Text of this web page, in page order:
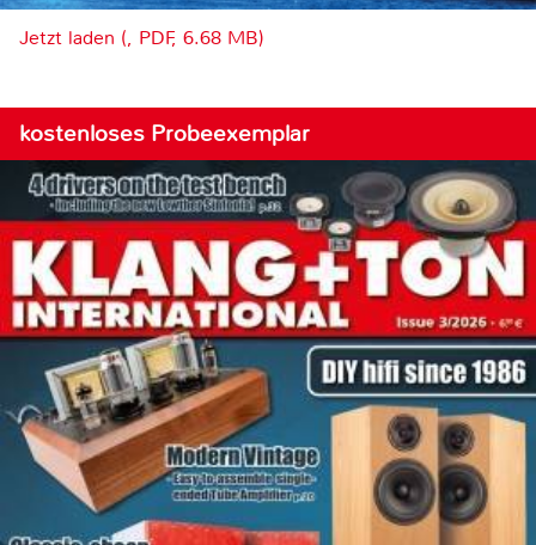
Jetzt laden (, PDF, 6.68 MB)
kostenloses Probeexemplar